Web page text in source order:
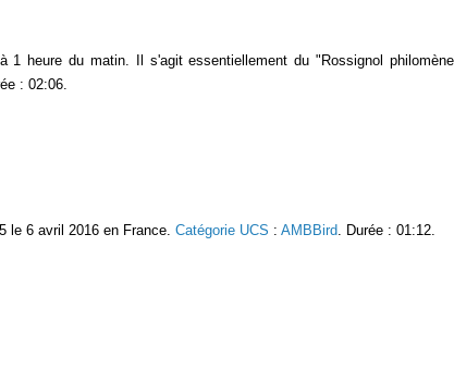
1 heure du matin. Il s'agit essentiellement du "Rossignol
: 02:06.
le 6 avril 2016 en France. Catégorie UCS : AMBBird. Durée : 01:12.